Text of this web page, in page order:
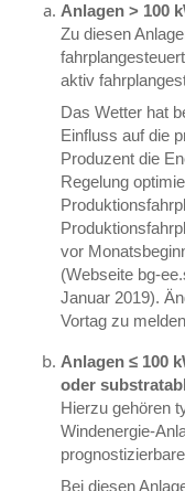
Anlagen > 100
Zu diesen
aktiv
Das Wetter hat
Einfluss auf die
Produzent die
Regelung
vor
(Webseite bg-
Januar 2019).
Vortag zu
Anlagen ≤ 100
oder
Hierzu gehören
Windenergie-
Bei diesen